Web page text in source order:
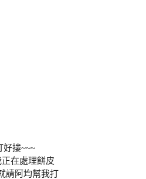
好摟~~~
正在處理餅皮
請阿均幫我打